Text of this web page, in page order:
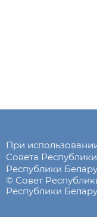
При
Совета
Республики
© Совет
Республики